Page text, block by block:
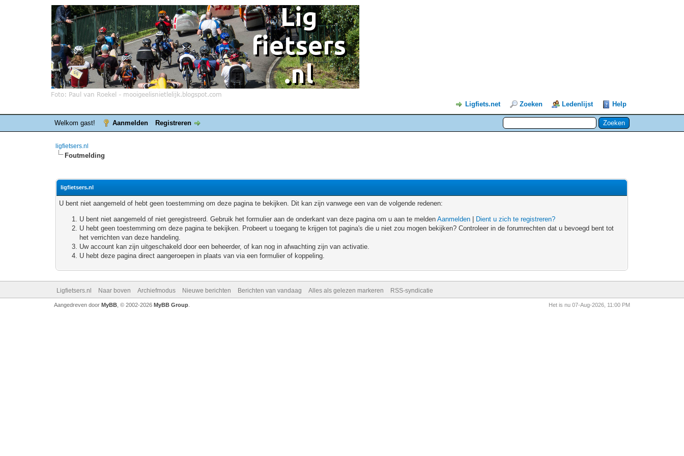
Ligfiets.net Zoeken Ledenlijst Help
Welkom gast! Aanmelden Registreren
ligfietsers.nl
Foutmelding
ligfietsers.nl
U bent niet aangemeld of hebt geen toestemming om deze pagina te bekijken. Dit kan zijn vanwege een van de volgende redenen:
U bent niet aangemeld of niet geregistreerd. Gebruik het formulier aan de onderkant van deze pagina om u aan te meldenAanmelden
Dient u zich te registreren?
U hebt geen toestemming om deze pagina te bekijken. Probeert u toegang te krijgen tot pagina's die u niet zou mogen bekijken? Controleer in de forumrechten dat u bevoegd bent tot
het verrichten van deze handeling.
Uw account kan zijn uitgeschakeld door een beheerder, of kan nog in afwachting zijn van activatie.
U hebt deze pagina direct aangeroepen in plaats van via een formulier of koppeling.
Ligfietsers.nl Naar boven Archiefmodus Nieuwe berichten Berichten van vandaag Alles als gelezen markeren RSS-syndicatie
Het is nu 07-Aug-2026, 11:00 PM
Aangedreven door MyBB, © 2002-2026 MyBB Group.